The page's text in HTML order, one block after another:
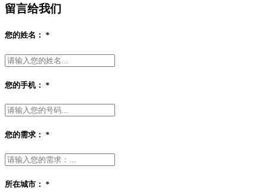
留言给我们
您的姓名： *
您的手机： *
您的需求： *
所在城市： *